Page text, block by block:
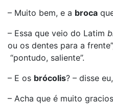
– Muito bem, e a broca
– Essa que veio do Latim
ou os dentes para a
“pontudo, saliente”.
– E os brócolis? – disse
– Acha que é muito